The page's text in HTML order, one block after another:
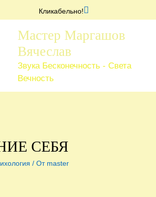
Кликабельно!Поиск
Мастер Маргашов
Вячеслав
Звука Бесконечность - Света
Вечность
СЕБЯ
/ От master